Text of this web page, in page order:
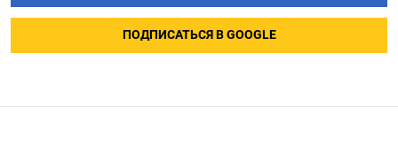
ПОДПИСАТЬСЯ В GOOGLE